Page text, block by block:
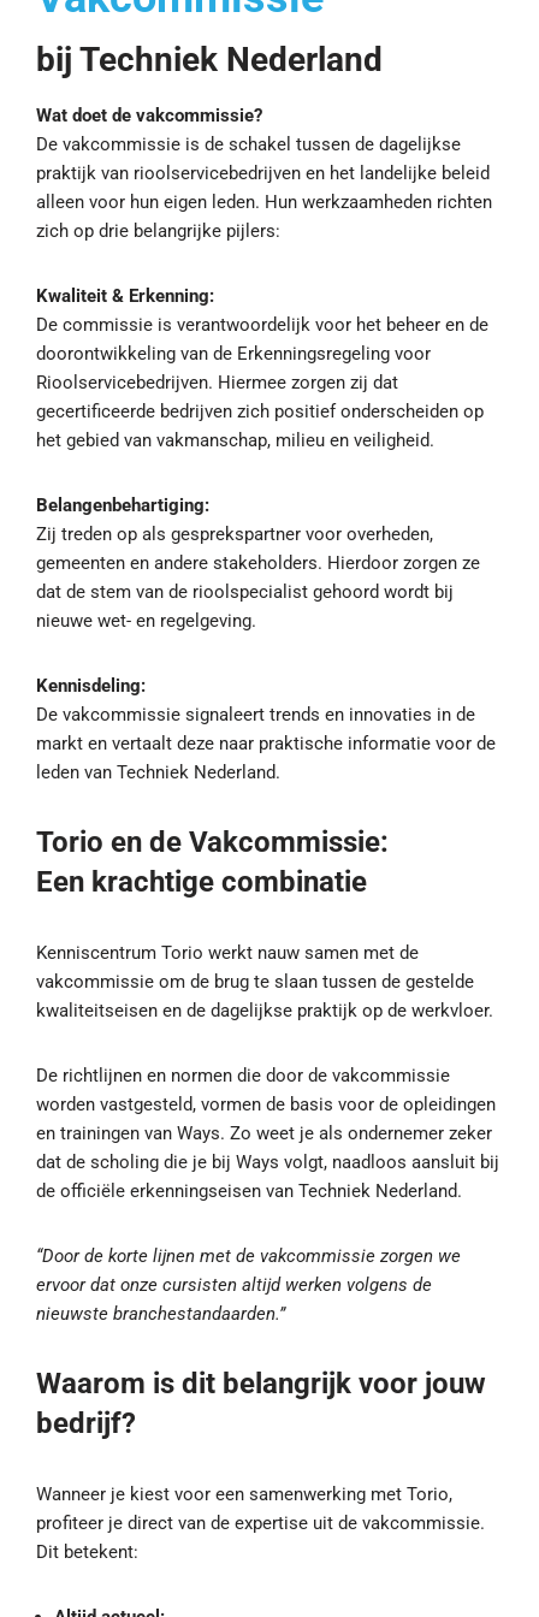
bij Techniek Nederland
Wat doet de vakcommissie?
De vakcommissie is de schakel tussen de dagelijkse
praktijk van rioolservicebedrijven en het landelijke beleid
alleen voor hun eigen leden. Hun werkzaamheden richten
zich op drie belangrijke pijlers:
Kwaliteit & Erkenning:
De commissie is verantwoordelijk voor het beheer en de
doorontwikkeling van de Erkenningsregeling voor
Rioolservicebedrijven. Hiermee zorgen zij dat
gecertificeerde bedrijven zich positief onderscheiden op
het gebied van vakmanschap, milieu en veiligheid.
Belangenbehartiging:
Zij treden op als gesprekspartner voor overheden,
gemeenten en andere stakeholders. Hierdoor zorgen ze
dat de stem van de rioolspecialist gehoord wordt bij
nieuwe wet- en regelgeving.
Kennisdeling:
De vakcommissie signaleert trends en innovaties in de
markt en vertaalt deze naar praktische informatie voor de
leden van Techniek Nederland.
Torio en de Vakcommissie:
Een krachtige combinatie
Kenniscentrum Torio werkt nauw samen met de
vakcommissie om de brug te slaan tussen de gestelde
kwaliteitseisen en de dagelijkse praktijk op de werkvloer.
De richtlijnen en normen die door de vakcommissie
worden vastgesteld, vormen de basis voor de opleidingen
en trainingen van Ways. Zo weet je als ondernemer zeker
dat de scholing die je bij Ways volgt, naadloos aansluit bij
de officiële erkenningseisen van Techniek Nederland.
“Door de korte lijnen met de vakcommissie zorgen we
ervoor dat onze cursisten altijd werken volgens de
nieuwste branchestandaarden.”
Waarom is dit belangrijk voor jouw
bedrijf?
Wanneer je kiest voor een samenwerking met Torio,
profiteer je direct van de expertise uit de vakcommissie.
Dit betekent: